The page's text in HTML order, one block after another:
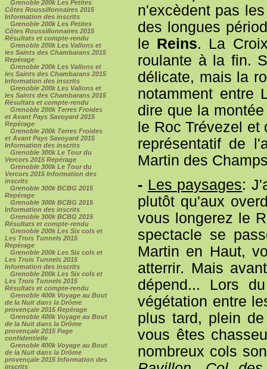
Grenoble 200k Les Petites
Côtes Roussillonnaires 2015
Information des inscrits
Grenoble 200k Les Petites
Côtes Roussillonnaires 2015
Résultats et compte-rendu
Grenoble 200k Les Vallons et
les Saints des Chambarans 2015
Repérage
Grenoble 200k Les Vallons et
les Saints des Chambarans 2015
Information des inscrits
Grenoble 200k Les Vallons et
les Saints des Chambarans 2015
Résultats et compte-rendu
Grenoble 200k Terres Froides
et Avant Pays Savoyard 2015
Repérage
Grenoble 200k Terres Froides
et Avant Pays Savoyard 2015
Information des inscrits
Grenoble 300k Le Tour du
Vercors 2015 Repérage
Grenoble 300k Le Tour du
Vercors 2015 Information des
inscrits
Grenoble 300k BCBG 2015
Repérage
Grenoble 300k BCBG 2015
Information des inscrits
Grenoble 300k BCBG 2015
Résultats et compte-rendu
Grenoble 200k Les Six cols et
Les Trois Tunnels 2015
Repérage
Grenoble 200k Les Six cols et
Les Trois Tunnels 2015
Information des inscrits
Grenoble 200k Les Six cols et
Les Trois Tunnels 2015
Résultats et compte-rendu
Grenoble 400k Voyage au Bout
de la Nuit dans la Drôme
provençale 2015 Repérage
Grenoble 400k Voyage au Bout
de la Nuit dans la Drôme
provençale 2015 Page
confidentielle
Grenoble 400k Voyage au Bout
de la Nuit dans la Drôme
provençale 2015 Information des
inscrits
n'excèdent pas
des longues
le Reins. La
roulante à la fin.
délicate, mais la
notamment entre
dire que la
le Roc Trévezel
représentatif de
Martin des
- Les paysages:
plutôt qu'aux
vous longerez le
spectacle se
Martin en Haut,
atterrir. Mais
dépend... Lors
végétation entre
plus tard, plein
vous êtes
nombreux cols